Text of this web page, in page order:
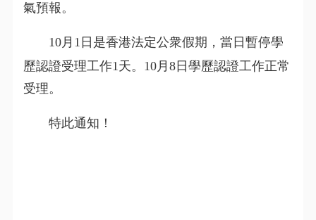
氣預報。
10月 1 日是香港法定公衆假期，當日暫停學
歷認證受理工作1天。 10月 8日學歷認證工作正常
受理。
特此通知！